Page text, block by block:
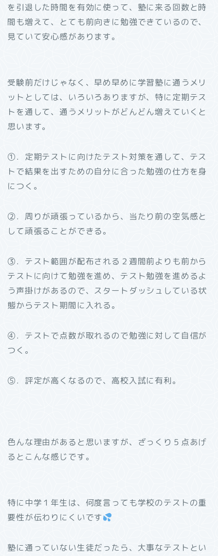
を引退した時間を有効に使って、塾に来る回数と時
間も増えて、とても前向きに勉強できているので、
見ていて安心感があります。
受験前だけじゃなく、早め早めに学習塾に通うメリ
ットとしては、いろいろありますが、特に定期テス
トを通して、通うメリットがどんどん増えていくと
思います。
➀．定期テストに向けたテスト対策を通して、テス
トで結果を出すための自分に合った勉強の仕方を身
につく。
➁．周りが頑張っているから、当たり前の空気感と
して頑張ることができる。
③．テスト範囲が配布される２週間前よりも前から
テストに向けて勉強を進め、テスト勉強を進めるよ
う声掛けがあるので、スタートダッシュしている状
態からテスト期間に入れる。
④．テストで点数が取れるので勉強に対して自信が
つく。
⑤．評定が高くなるので、高校入試に有利。
色んな理由があると思いますが、ざっくり５点あげ
るとこんな感じです。
特に中学１年生は、何度言っても学校のテストの重
要性が伝わりにくいです
塾に通っていない生徒だったら、大事なテストとい